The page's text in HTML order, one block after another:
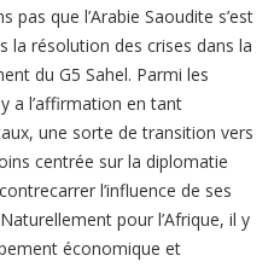
pas que l’Arabie Saoudite s’est
la résolution des crises dans la
du G5 Sahel. Parmi les
a l’affirmation en tant
une sorte de transition vers
centrée sur la diplomatie
l’influence de ses
pour l’Afrique, il y
économique et